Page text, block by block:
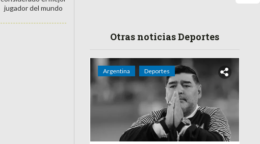
jugador del mundo
Otras noticias Deportes
Argentina Deportes